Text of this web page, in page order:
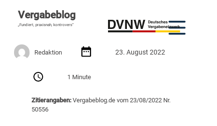
Vergabeblog
„Fundiert, praxisnah, kontrovers“
Redaktion 23. August 2022
1 Minute
Zitierangaben:Vergabeblog.de vom 23/08/2022 Nr.
50556